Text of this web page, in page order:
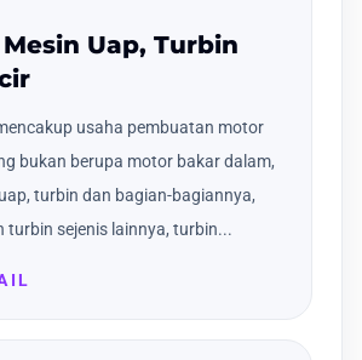
Uap, Turbin
usaha pembuatan motor
bukan berupa motor bakar dalam,
turbin dan bagian-bagiannya,
turbin sejenis lainnya, turbin...